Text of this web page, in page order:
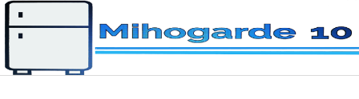
Saltar
al
contenido